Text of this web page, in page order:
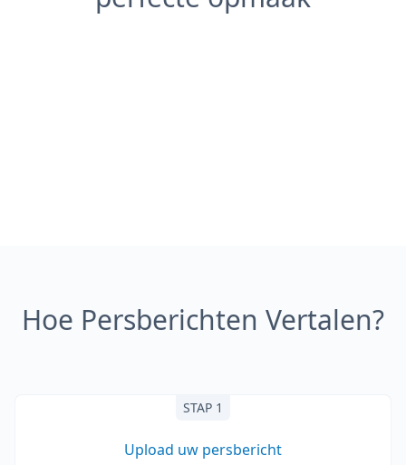
Hoe Persberichten Vertalen?
STAP 1
Upload uw persbericht